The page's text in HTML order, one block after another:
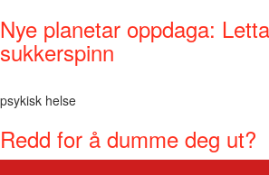
Nye planetar oppdaga:
sukkerspinn
psykisk helse
Redd for å dumme deg ut?